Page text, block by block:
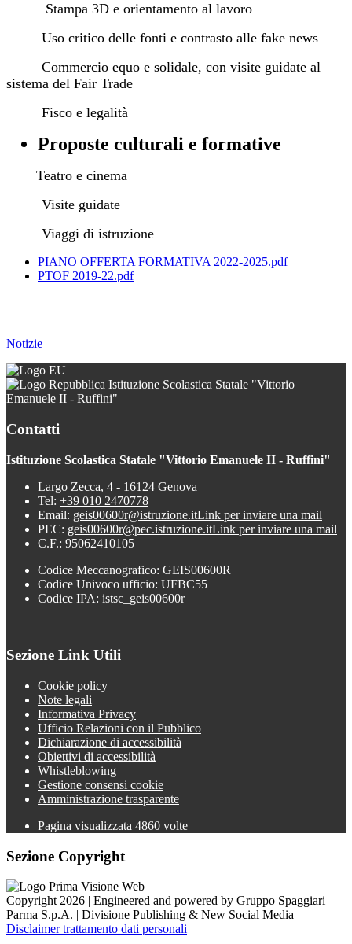
Stampa 3D e orientamento al lavoro
Uso critico delle fonti e contrasto alle fake news
Commercio equo e solidale, con visite guidate al
sistema del Fair Trade
Fisco e legalità
Proposte culturali e formative
Teatro e cinema
Visite guidate
Viaggi di istruzione
PIANO OFFERTA FORMATIVA 2022-2025.pdf
PTOF 2019-22.pdf
Notizie
Istituzione Scolastica Statale "Vittorio
Emanuele II - Ruffini"
Contatti
Istituzione Scolastica Statale "Vittorio Emanuele II - Ruffini"
Largo Zecca, 4 - 16124 Genova
Tel: +39 010 2470778
Email: geis00600r@istruzione.itLink per inviare una mail
PEC: geis00600r@pec.istruzione.itLink per inviare una mail
C.F.: 95062410105
Codice Meccanografico: GEIS00600R
Codice Univoco ufficio: UFBC55
Codice IPA: istsc_geis00600r
Sezione Link Utili
Cookie policy
Note legali
Informativa Privacy
Ufficio Relazioni con il Pubblico
Dichiarazione di accessibilità
Obiettivi di accessibilità
Whistleblowing
Gestione consensi cookie
Amministrazione trasparente
Pagina visualizzata 4860 volte
Sezione Copyright
Copyright 2026 | Engineered and powered by Gruppo Spaggiari
Parma S.p.A. | Divisione Publishing & New Social Media
Disclaimer trattamento dati personali